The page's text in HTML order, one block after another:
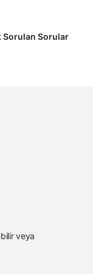
Sorulan Sorular
veya